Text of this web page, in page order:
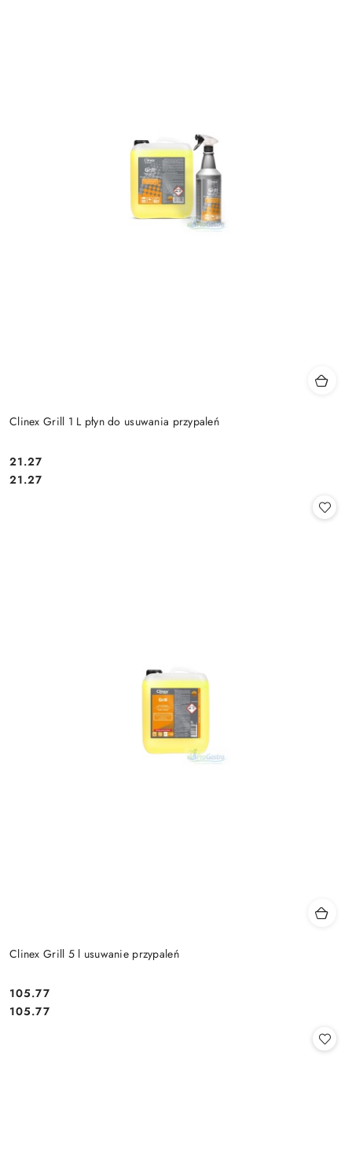
Clinex Grill 1 L płyn do usuwania przypaleń
Cena:
21.27
Cena:
21.27
Clinex Grill 5 l usuwanie przypaleń
Cena:
105.77
Cena:
105.77